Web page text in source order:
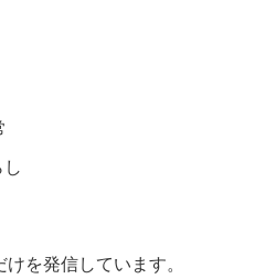
を発信しています。